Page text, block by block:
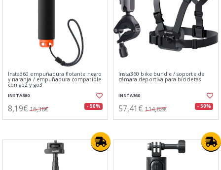
Insta360 empuñadura flotante negro
y naranja / empuñadura compatible
con go2 y go3
INSTA360
8,19€ 16,38€ - 50%
Insta360 bike bundle / soporte de
cámara deportiva para bicicletas
INSTA360
57,41€ 114,82€ - 50%